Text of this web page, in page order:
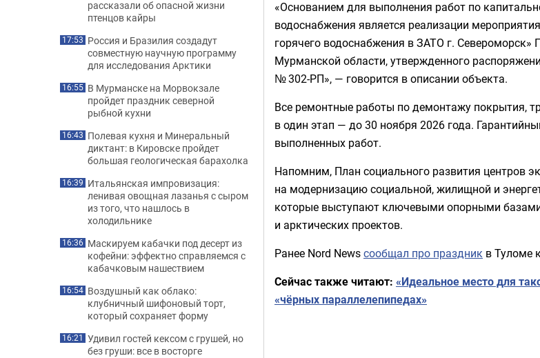
«Основанием для выполнения работ по
водоснабжения является реализации
горячего водоснабжения в ЗАТО г. Североморск»
Мурманской области, утвержденного
№ 302-РП», — говорится в описании объекта.
Все ремонтные работы по демонтажу покрытия,
в один этап — до 30 ноября 2026 года.
выполненных работ.
Напомним, План социального развития центров
на модернизацию социальной, жилищной и
которые выступают ключевыми опорными
и арктических проектов.
Ранее Nord Newsсообщал про праздник в Туломе
Сейчас также читают: «Идеальное место для
«чёрных параллелепипедах»
рассказали об опасной жизни
птенцов кайры
17:53 Россия и Бразилия создадут
совместную научную программу
для исследования Арктики
16:55 В Мурманске на Морвокзале
пройдет праздник северной
рыбной кухни
16:43 Полевая кухня и Минеральный
диктант: в Кировске пройдет
большая геологическая барахолка
16:39 Итальянская импровизация:
ленивая овощная лазанья с сыром
из того, что нашлось в
холодильнике
16:36 Маскируем кабачки под десерт из
кофейни: эффектно справляемся с
кабачковым нашествием
16:54 Воздушный как облако:
клубничный шифоновый торт,
который сохраняет форму
16:21 Удивил гостей кексом с грушей, но
без груши: все в восторге